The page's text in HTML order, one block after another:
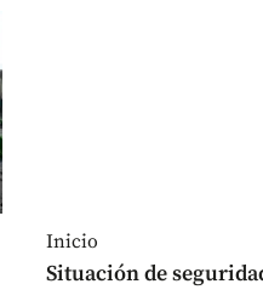
Inicio
Situación de